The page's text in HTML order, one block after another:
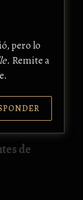
pero lo
. Remite a
de